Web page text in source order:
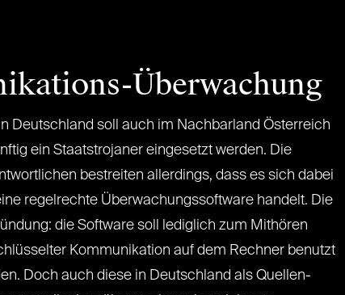
Überwachung
Deutschland soll auch im Nachbarland Österreich
ein Staatstrojaner eingesetzt werden. Die
bestreiten allerdings, dass es sich dabei
regelrechte Überwachungssoftware handelt. Die
die Software soll lediglich zum Mithören
Kommunikation auf dem Rechner benutzt
Doch auch diese in Deutschland als Quellen-